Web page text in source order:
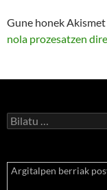
Gune honek
nola prozesatzen
Bilatu:
Argitalpen berriak